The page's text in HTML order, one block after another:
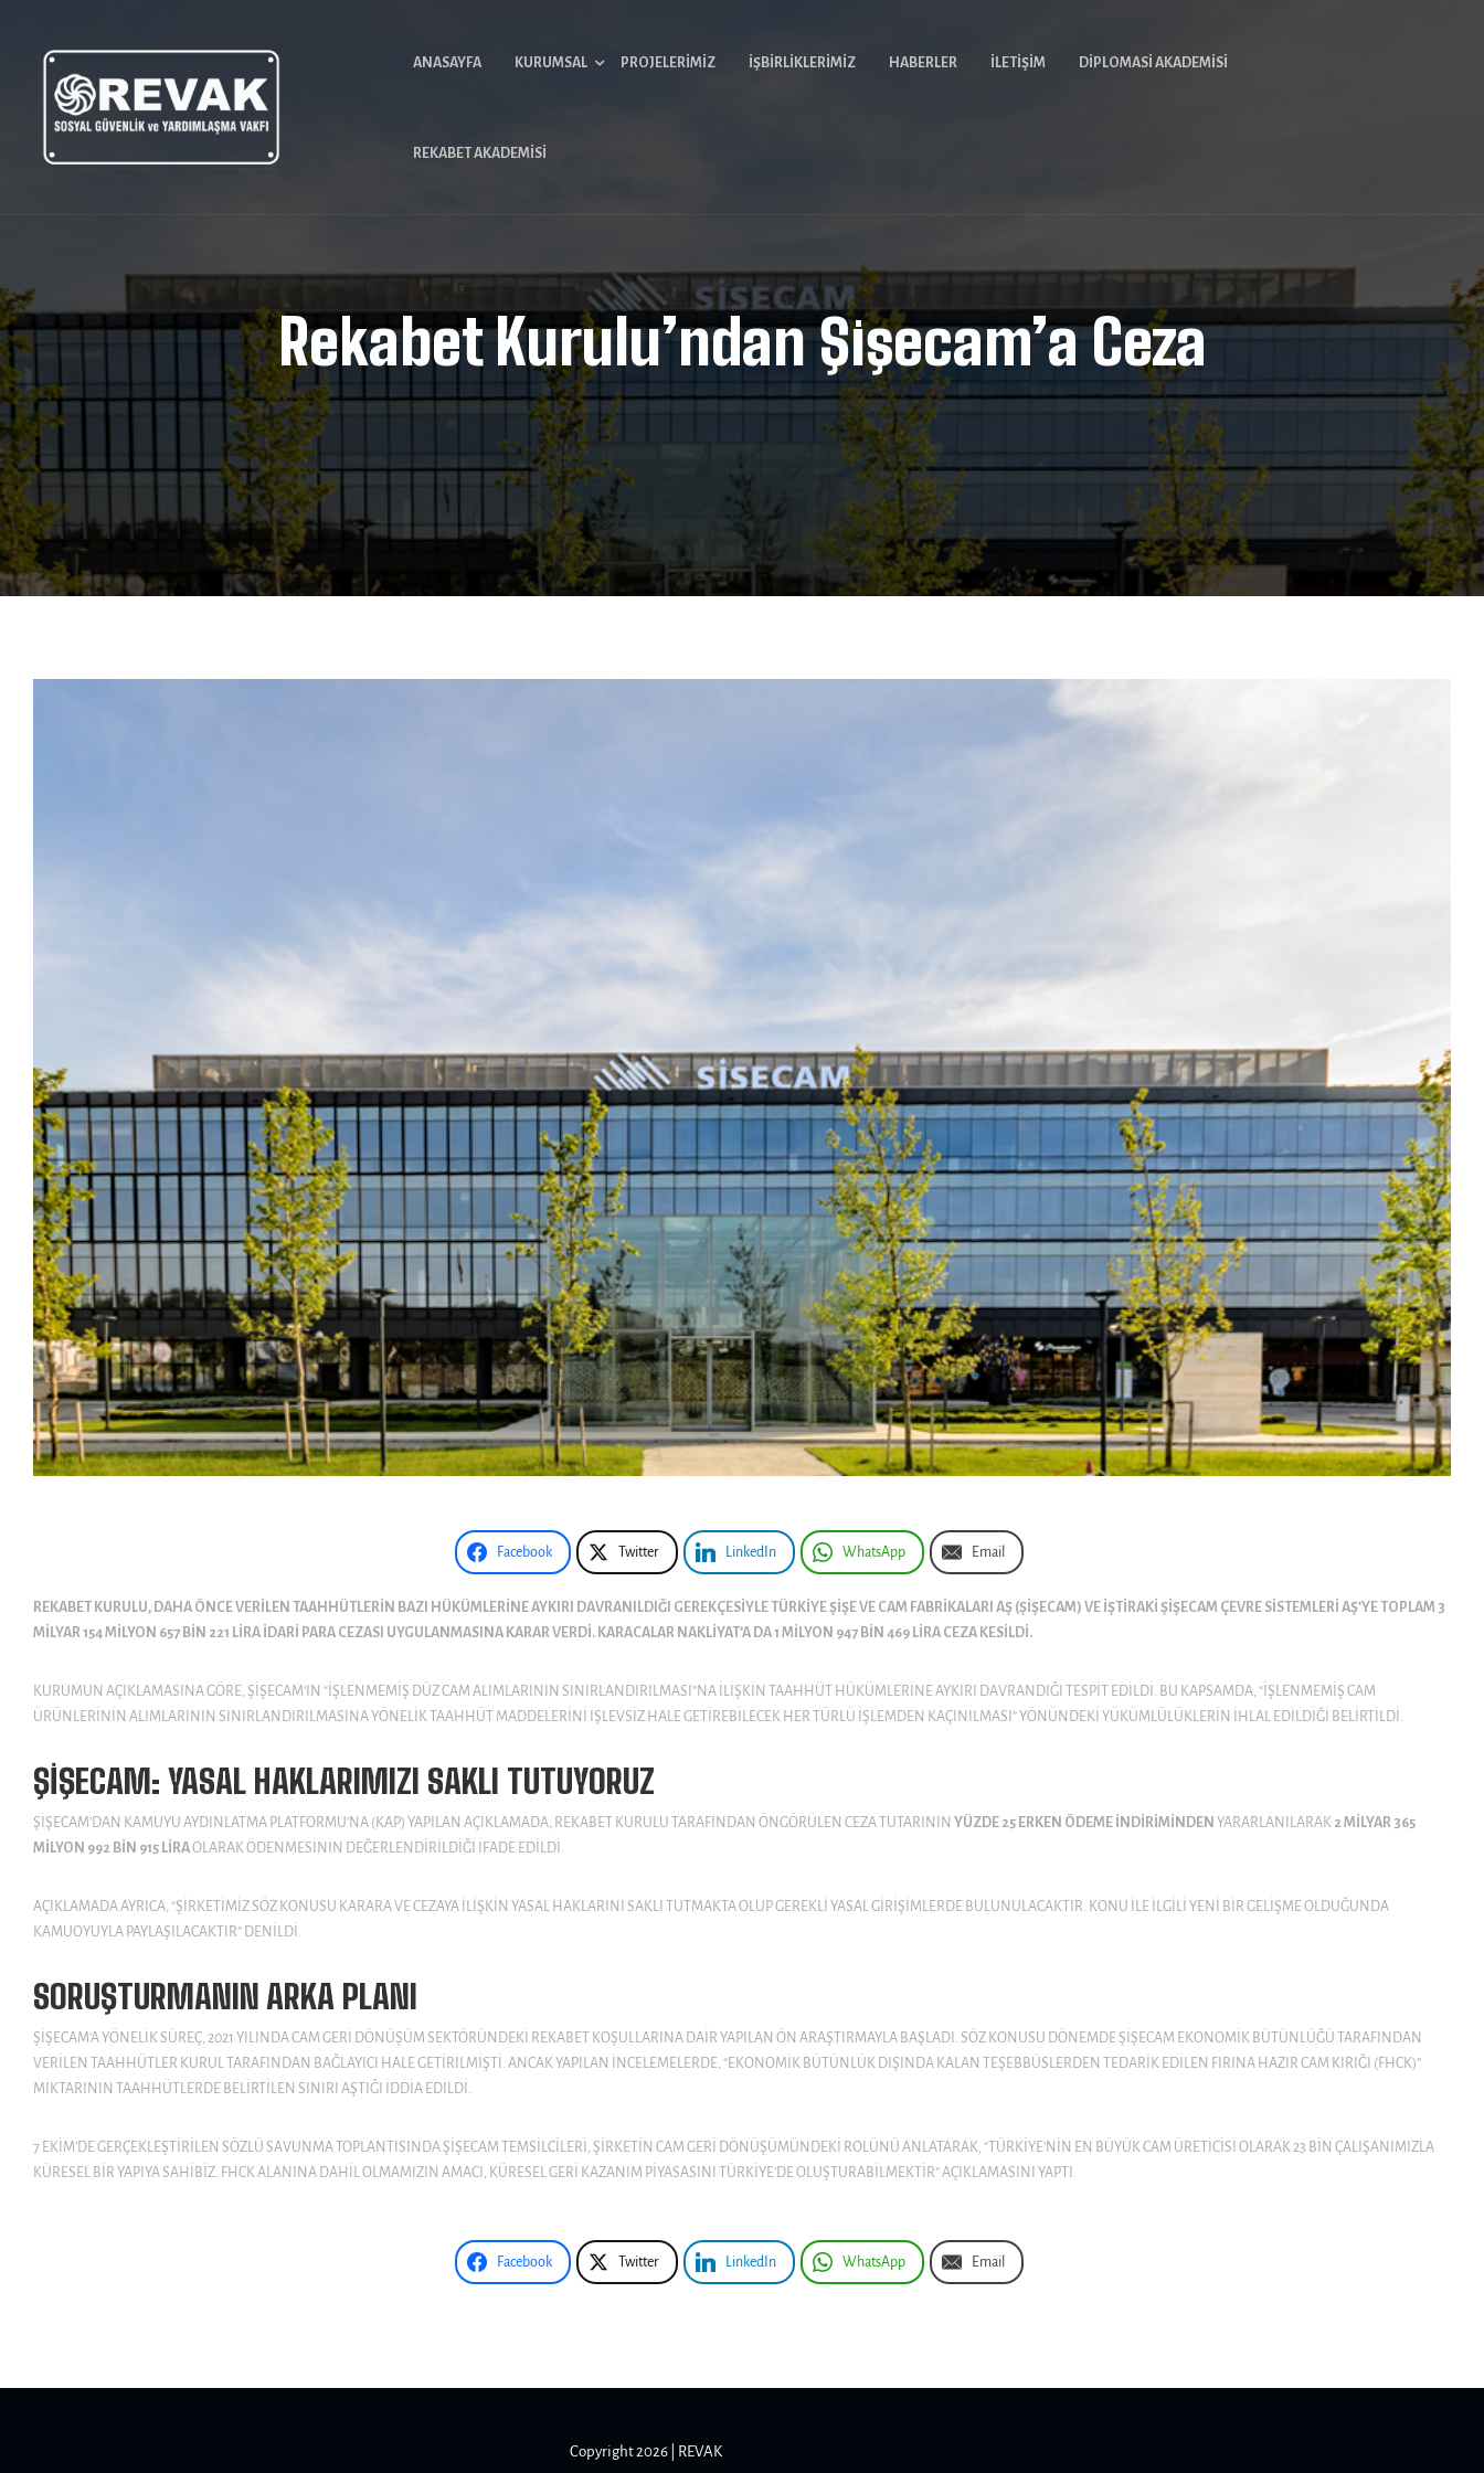
ANASAYFA KURUMSAL PROJELERIMIZ İŞBIRLIKLERIMIZ HABERLER İLETIŞIM DIPLOMASI AKADEMISI
REKABET AKADEMISI
Rekabet Kurulu’ndan Şişecam’a Ceza
Facebook Twitter LinkedIn WhatsApp Email
REKABET KURULU, DAHA ÖNCE VERILEN TAAHHÜTLERIN BAZI HÜKÜMLERINE AYKIRI DAVRANILDIĞI GEREKÇESIYLE TÜRKIYE ŞIŞE VE CAM FABRIKALARI AŞ (ŞIŞECAM) VE IŞTIRAKI ŞIŞECAM ÇEVRE SISTEMLERI AŞ’YE TOPLAM 3
MILYAR 154 MILYON 657 BIN 221 LIRA IDARI PARA CEZASI UYGULANMASINA KARAR VERDI. KARACALAR NAKLIYAT’A DA 1 MILYON 947 BIN 469 LIRA CEZA KESILDI.
KURUMUN AÇIKLAMASINA GÖRE, ŞIŞECAM’IN “IŞLENMEMIŞ DÜZ CAM ALIMLARININ SINIRLANDIRILMASI”NA ILIŞKIN TAAHHÜT HÜKÜMLERINE AYKIRI DAVRANDIĞI TESPIT EDILDI. BU KAPSAMDA, “IŞLENMEMIŞ CAM
ÜRÜNLERININ ALIMLARININ SINIRLANDIRILMASINA YÖNELIK TAAHHÜT MADDELERINI IŞLEVSIZ HALE GETIREBILECEK HER TÜRLÜ IŞLEMDEN KAÇINILMASI” YÖNÜNDEKI YÜKÜMLÜLÜKLERIN IHLAL EDILDIĞI BELIRTILDI.
ŞIŞECAM: YASAL HAKLARIMIZI SAKLI TUTUYORUZ
ŞIŞECAM’DAN KAMUYU AYDINLATMA PLATFORMU’NA (KAP) YAPILAN AÇIKLAMADA, REKABET KURULU TARAFINDAN ÖNGÖRÜLEN CEZA TUTARININ YÜZDE 25 ERKEN ÖDEME INDIRIMINDEN YARARLANILARAK 2 MILYAR 365
MILYON 992 BIN 915 LIRAOLARAK ÖDENMESININ DEĞERLENDIRILDIĞI IFADE EDILDI.
AÇIKLAMADA AYRICA, “ŞIRKETIMIZ SÖZ KONUSU KARARA VE CEZAYA ILIŞKIN YASAL HAKLARINI SAKLI TUTMAKTA OLUP GEREKLI YASAL GIRIŞIMLERDE BULUNULACAKTIR. KONU ILE ILGILI YENI BIR GELIŞME OLDUĞUNDA
KAMUOYUYLA PAYLAŞILACAKTIR” DENILDI.
SORUŞTURMANIN ARKA PLANI
ŞIŞECAM’A YÖNELIK SÜREÇ, 2021 YILINDA CAM GERI DÖNÜŞÜM SEKTÖRÜNDEKI REKABET KOŞULLARINA DAIR YAPILAN ÖN ARAŞTIRMAYLA BAŞLADI. SÖZ KONUSU DÖNEMDE ŞIŞECAM EKONOMIK BÜTÜNLÜĞÜ TARAFINDAN
VERILEN TAAHHÜTLER KURUL TARAFINDAN BAĞLAYICI HALE GETIRILMIŞTI. ANCAK YAPILAN INCELEMELERDE, “EKONOMIK BÜTÜNLÜK DIŞINDA KALAN TEŞEBBÜSLERDEN TEDARIK EDILEN FIRINA HAZIR CAM KIRIĞI (FHCK)”
MIKTARININ TAAHHÜTLERDE BELIRTILEN SINIRI AŞTIĞI IDDIA EDILDI.
7 EKIM’DE GERÇEKLEŞTIRILEN SÖZLÜ SAVUNMA TOPLANTISINDA ŞIŞECAM TEMSILCILERI, ŞIRKETIN CAM GERI DÖNÜŞÜMÜNDEKI ROLÜNÜ ANLATARAK, “TÜRKIYE’NIN EN BÜYÜK CAM ÜRETICISI OLARAK 23 BIN ÇALIŞANIMIZLA
KÜRESEL BIR YAPIYA SAHIBIZ. FHCK ALANINA DAHIL OLMAMIZIN AMACI, KÜRESEL GERI KAZANIM PIYASASINI TÜRKIYE’DE OLUŞTURABILMEKTIR” AÇIKLAMASINI YAPTI.
Facebook Twitter LinkedIn WhatsApp Email
Copyright 2026 | REVAK